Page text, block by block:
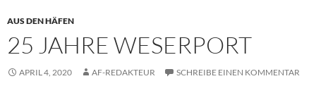
AUS DEN HÄFEN
25 JAHRE WESERPORT
APRIL 4, 2020 AF-REDAKTEUR SCHREIBE EINEN KOMMENTAR